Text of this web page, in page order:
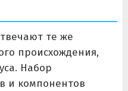
те же
происхождения,
Набор
и компонентов